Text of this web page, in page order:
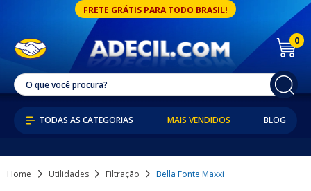
FRETE GRÁTIS PARA TODO BRASIL!
0
MAIS VENDIDOS BLOG
Home Utilidades Filtração Bella Fonte Maxxi